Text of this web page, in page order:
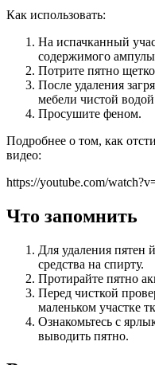
Как использовать:
На испачканный
содержимого
Потрите пятно
После удаления
мебели чистой
Просушите феном.
Подробнее о том, как
видео:
https://youtube.com/
Что запомнить
Для удаления пятен
средства на спирту.
Протирайте пятно
Перед чисткой
маленьком участке
Ознакомьтесь с
выводить пятно.